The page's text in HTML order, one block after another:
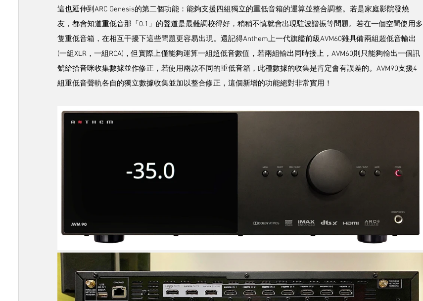
這也延伸到ARC Genesis的第二個功能：能夠支援四組獨立的重低音箱的運算並整合調整。若是家庭影院發燒
友，都會知道重低音那「0.1」的聲道是最難調校得好，稍稍不慎就會出現駐波諧振等問題。若在一個空間使用多
隻重低音箱，在相互干擾下這些問題更容易出現。還記得Anthem上一代旗艦前級AVM60雖具備兩組超低音輸出
(一組XLR，一組RCA)，但實際上僅能夠運算一組超低音數值，若兩組輸出同時接上，AVM60則只能夠輸出一個訊
號給拾音咪收集數據並作修正，若使用兩款不同的重低音箱，此種數據的收集是肯定會有誤差的。AVM90支援4
組重低音聲軌各自的獨立數據收集並加以整合修正，這個新增的功能絕對非常實用！